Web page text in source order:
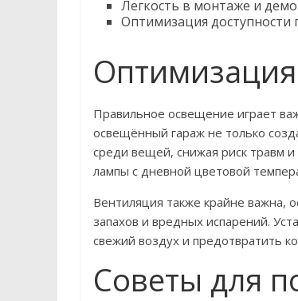
Легкость в монтаже и
Оптимизация
Правильное освещение играет
освещённый гараж не только
среди вещей, снижая риск травм
лампы с дневной цветовой
Вентиляция также крайне важна,
запахов и вредных испарений.
свежий воздух и предотвратить
Советы для